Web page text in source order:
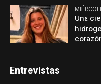
Una
Entrevistas